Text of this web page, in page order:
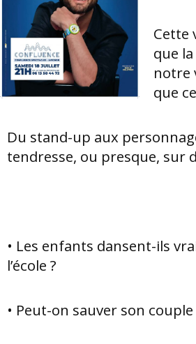
Cette
que
notre
que
Du stand-up aux
tendresse, ou presque, sur
• Les enfants dansent-ils
l’école ?
• Peut-on sauver son